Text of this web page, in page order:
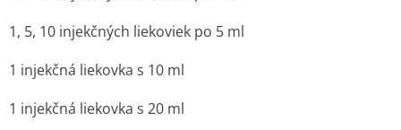
1, 5, 10 injekčných liekoviek po 5 ml
1 injekčná liekovka s 10 ml
1 injekčná liekovka s 20 ml